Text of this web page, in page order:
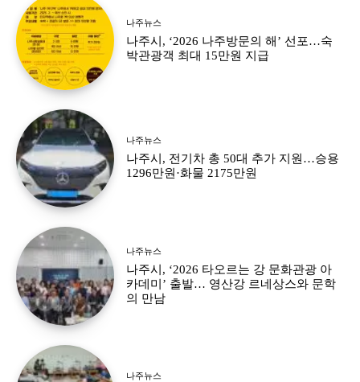
나주뉴스
나주시, ‘2026 나주방문의 해’ 선포…숙
박관광객 최대 15만원 지급
나주뉴스
나주시, 전기차 총 50대 추가 지원…승용
1296만원·화물 2175만원
나주뉴스
나주시, ‘2026 타오르는 강 문화관광 아
카데미’ 출발… 영산강 르네상스와 문학
의 만남
나주뉴스